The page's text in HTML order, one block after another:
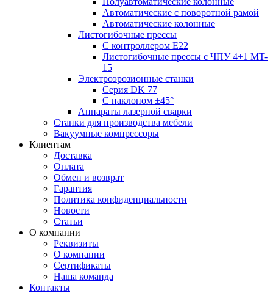
Автоматические с поворотной рамой
Автоматические колонные
Листогибочные прессы
С контроллером E22
Листогибочные прессы с ЧПУ 4+1 MT-
15
Электроэрозионные станки
Серия DK 77
С наклоном ±45°
Аппараты лазерной сварки
Станки для производства мебели
Вакуумные компрессоры
Клиентам
Доставка
Оплата
Обмен и возврат
Гарантия
Политика конфиденциальности
Новости
Статьи
О компании
Реквизиты
О компании
Сертификаты
Наша команда
Контакты